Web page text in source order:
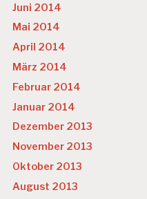
Juni 2014
Mai 2014
April 2014
März 2014
Februar 2014
Januar 2014
Dezember 2013
November 2013
Oktober 2013
August 2013